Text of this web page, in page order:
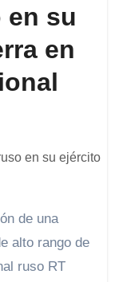
en su
en
alto rango de
ruso RT